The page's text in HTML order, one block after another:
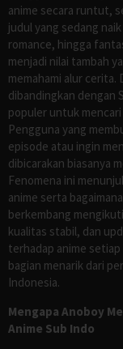
anime secara runtut,
judul yang sedang
romance, hingga
menjadi nilai tambah
memahami alur cerita.
dibandingkan dengan
populer untuk
Pengguna yang
episode atau ingin
dibicarakan biasanya
Fenomena ini
anime serta
berkembang
kualitas stabil, dan
terhadap anime
bagian menarik dari
Indonesia.
Mengapa Anoboy
Anime Sub Indo